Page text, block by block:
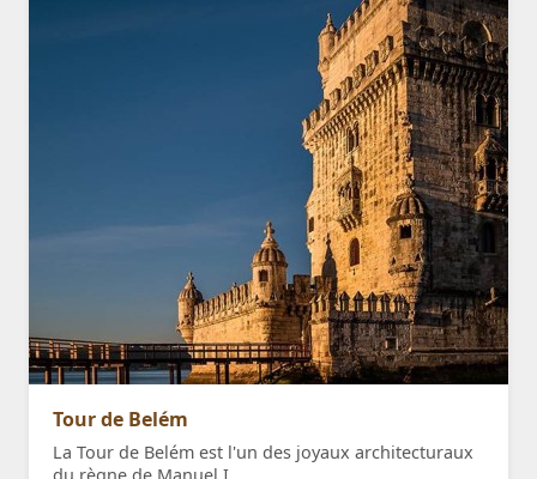
Tour de Belém
La Tour de Belém est l'un des joyaux architecturaux